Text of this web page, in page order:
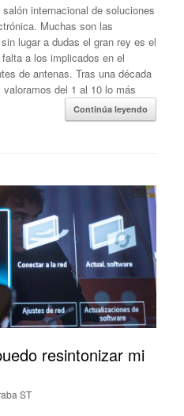
internacional de soluciones
Muchas son las
lugar a dudas el gran rey es el
a los implicados en el
de antenas. Tras una década
del 1 al 10 lo más
Continúa leyendo
resintonizar mi
ST